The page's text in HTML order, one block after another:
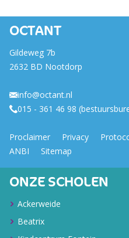
OCTANT
Gildeweg 7b
2632 BD Nootdorp
info@octant.nl
015 - 361 46 98
Proclaimer Privacy
ANBI
Sitemap
ONZE SCHOLEN
Ackerweide
Beatrix